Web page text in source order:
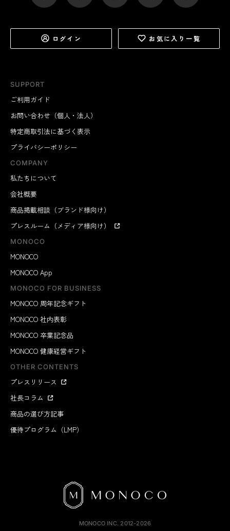
SUPPORT
ご利用ガイド
お問い合わせ（個人・法人）
特定商取引法に基づく表示
プライバシーポリシー
COMPANY
私たちについて
会社概要
商品掲載相談（ブランド様向け）
プレスルーム（メディア様向け）
MONOCO
MONOCO
MONOCO App
MONOCO FOR BUSINESS
MONOCO 周年記念ギフト
MONOCO 社内表彰
MONOCO 卒業記念品
MONOCO 健康経営ギフト
OTHER CONTENTS
プレスリリース
社長コラム
商品の選び方記事
優待プログラム（LMP）
ログイン お気に入り一覧
MONOCO INC. 2012-2026